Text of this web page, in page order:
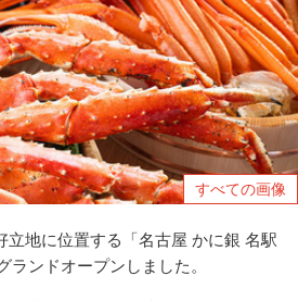
すべての画像
立地に位置する「名古屋 かに銀 名駅
ンドオープンしました。